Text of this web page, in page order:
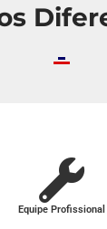
Equipe Profissional